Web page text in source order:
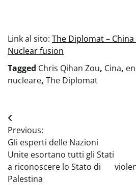
Link al sito: The Diplomat –
Nuclear fusion
Tagged Chris Qihan Zou, Cina,
nucleare, The Diplomat
Navigazione
articoli
Previous:
Gli esperti delle Nazioni
Unite esortano tutti gli Stati
a riconoscere lo Stato di
Palestina